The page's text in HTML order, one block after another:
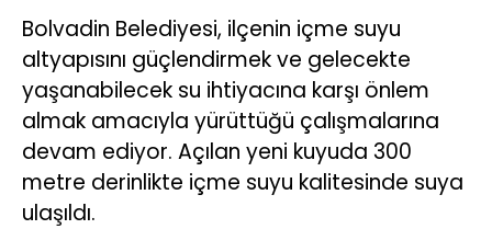
Bolvadin Belediyesi, ilçenin içme suyu
altyapısını güçlendirmek ve gelecekte
yaşanabilecek su ihtiyacına karşı önlem
almak amacıyla yürüttüğü çalışmalarına
devam ediyor. Açılan yeni kuyuda 300
metre derinlikte içme suyu kalitesinde suya
ulaşıldı.